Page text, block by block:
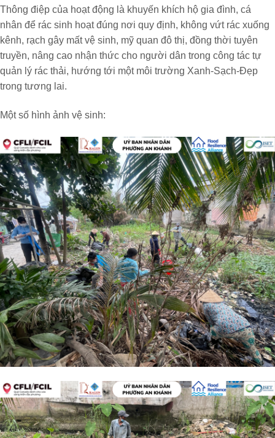
Thông điệp của hoạt động là khuyến khích hộ gia đình, cá
nhân để rác sinh hoạt đúng nơi quy định, không vứt rác xuống
kênh, rạch gây mất vệ sinh, mỹ quan đô thị, đồng thời tuyên
truyền, nâng cao nhận thức cho người dân trong công tác tự
quản lý rác thải, hướng tới một môi trường Xanh-Sạch-Đẹp
trong tương lai.
Một số hình ảnh vệ sinh: